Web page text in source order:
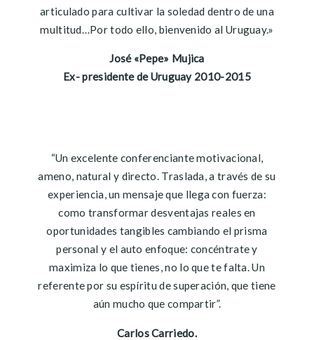
articulado para cultivar la soledad dentro de una
multitud…Por todo ello, bienvenido al Uruguay.»
José «Pepe» Mujica
Ex- presidente de Uruguay 2010-2015
“Un excelente conferenciante motivacional,
ameno, natural y directo. Traslada, a través de su
experiencia, un mensaje que llega con fuerza:
como transformar desventajas reales en
oportunidades tangibles cambiando el prisma
personal y el auto enfoque: concéntrate y
maximiza lo que tienes, no lo que te falta. Un
referente por su espíritu de superación, que tiene
aún mucho que compartir”.
Carlos Carriedo.